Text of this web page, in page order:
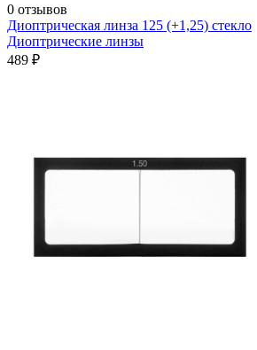
0 отзывов
Диоптрическая линза 125 (+1,25) стекло
Диоптрические линзы
489 ₽